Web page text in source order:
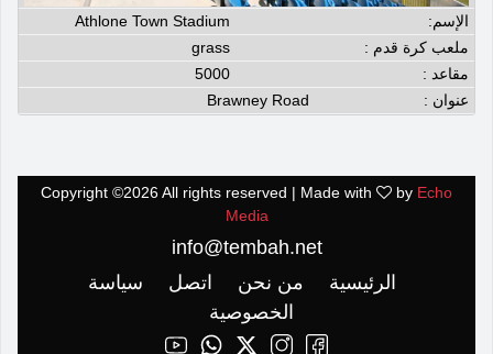
الإسم:
Athlone Town Stadium
ملعب كرة قدم :
grass
مقاعد :
5000
عنوان :
Brawney Road
Copyright ©2026 All rights reserved | Made with by Echo
Media
info@tembah.net
الرئيسية
من نحن اتصل
سياسة
الخصوصية